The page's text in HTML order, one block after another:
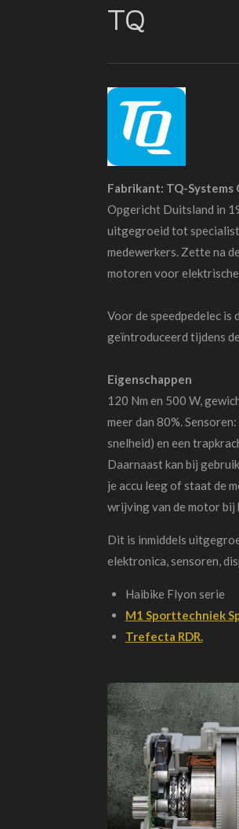
TQ
Fabrikant: TQ-Systems
Opgericht Duitsland in
uitgegroeid tot
medewerkers. Zette na
motoren voor
Voor de speedpedelec is
geïntroduceerd tijdens de
Eigenschappen
120 Nm en 500 W,
meer dan 80%.
snelheid) en een
Daarnaast kan bij
je accu leeg of staat de
wrijving van de motor bij
Dit is inmiddels
elektronica, sensoren,
Haibike Flyon serie
M1 Sporttechniek
Trefecta RDR.